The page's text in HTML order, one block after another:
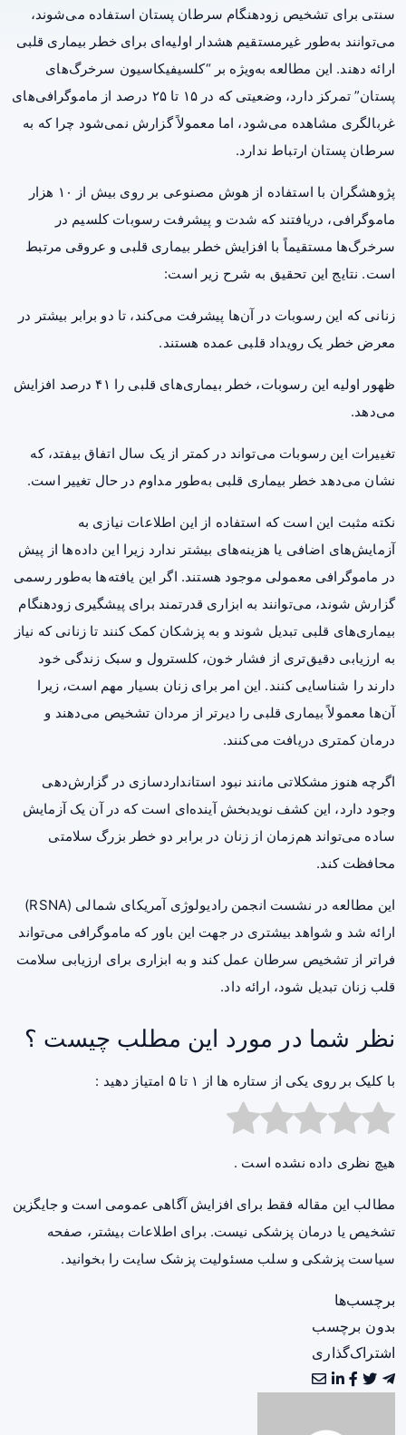
سنتی برای تشخیص زودهنگام سرطان پستان استفاده می‌شوند،
می‌توانند به‌طور غیرمستقیم هشدار اولیه‌ای برای خطر بیماری قلبی
ارائه دهند. این مطالعه به‌ویژه بر “کلسیفیکاسیون سرخرگ‌های
پستان” تمرکز دارد، وضعیتی که در ۱۵ تا ۲۵ درصد از ماموگرافی‌های
غربالگری مشاهده می‌شود، اما معمولاً گزارش نمی‌شود چرا که به
سرطان پستان ارتباط ندارد.
پژوهشگران با استفاده از هوش مصنوعی بر روی بیش از ۱۰ هزار
ماموگرافی، دریافتند که شدت و پیشرفت رسوبات کلسیم در
سرخرگ‌ها مستقیماً با افزایش خطر بیماری قلبی و عروقی مرتبط
است. نتایج این تحقیق به شرح زیر است:
زنانی که این رسوبات در آن‌ها پیشرفت می‌کند، تا دو برابر بیشتر در
معرض خطر یک رویداد قلبی عمده هستند.
ظهور اولیه این رسوبات، خطر بیماری‌های قلبی را ۴۱ درصد افزایش
می‌دهد.
تغییرات این رسوبات می‌تواند در کمتر از یک سال اتفاق بیفتد، که
نشان می‌دهد خطر بیماری قلبی به‌طور مداوم در حال تغییر است.
نکته مثبت این است که استفاده از این اطلاعات نیازی به
آزمایش‌های اضافی یا هزینه‌های بیشتر ندارد زیرا این داده‌ها از پیش
در ماموگرافی معمولی موجود هستند. اگر این یافته‌ها به‌طور رسمی
گزارش شوند، می‌توانند به ابزاری قدرتمند برای پیشگیری زودهنگام
بیماری‌های قلبی تبدیل شوند و به پزشکان کمک کنند تا زنانی که نیاز
به ارزیابی دقیق‌تری از فشار خون، کلسترول و سبک زندگی خود
دارند را شناسایی کنند. این امر برای زنان بسیار مهم است، زیرا
آن‌ها معمولاً بیماری قلبی را دیرتر از مردان تشخیص می‌دهند و
درمان کمتری دریافت می‌کنند.
اگرچه هنوز مشکلاتی مانند نبود استانداردسازی در گزارش‌دهی
وجود دارد، این کشف نویدبخش آینده‌ای است که در آن یک آزمایش
ساده می‌تواند هم‌زمان از زنان در برابر دو خطر بزرگ سلامتی
محافظت کند.
این مطالعه در نشست انجمن رادیولوژی آمریکای شمالی (RSNA)
ارائه شد و شواهد بیشتری در جهت این باور که ماموگرافی می‌تواند
فراتر از تشخیص سرطان عمل کند و به ابزاری برای ارزیابی سلامت
قلب زنان تبدیل شود، ارائه داد.
نظر شما در مورد این مطلب چیست ؟
با کلیک بر روی یکی از ستاره ها از ۱ تا ۵ امتیاز دهید :
هیچ نظری داده نشده است .
مطالب این مقاله فقط برای افزایش آگاهی عمومی است و جایگزین
تشخیص یا درمان پزشکی نیست. برای اطلاعات بیشتر، صفحه
سیاست پزشکی و سلب مسئولیت پزشک سایت را بخوانید.
برچسب‌ها
بدون برچسب
اشتراک‌گذاری